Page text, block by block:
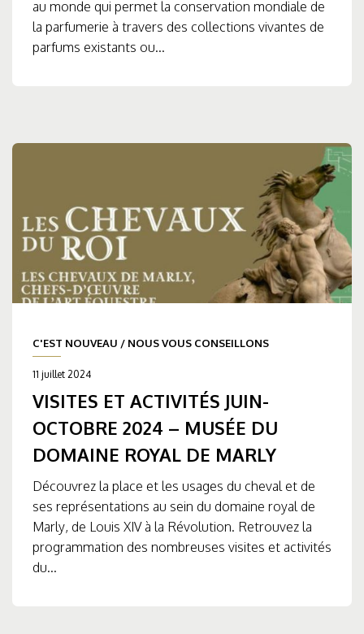
au monde qui permet la conservation mondiale de
la parfumerie à travers des collections vivantes de
parfums existants ou...
C'EST NOUVEAU / NOUS VOUS CONSEILLONS
11 juillet 2024
VISITES ET ACTIVITÉS JUIN-
OCTOBRE 2024 – MUSÉE DU
DOMAINE ROYAL DE MARLY
Découvrez la place et les usages du cheval et de
ses représentations au sein du domaine royal de
Marly, de Louis XIV à la Révolution. Retrouvez la
programmation des nombreuses visites et activités
du...